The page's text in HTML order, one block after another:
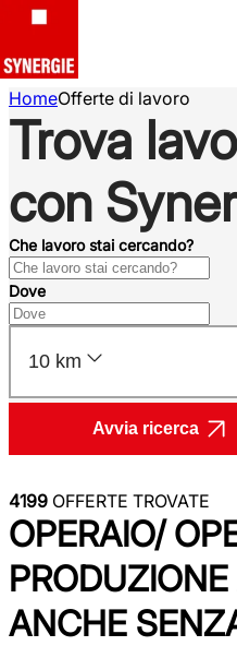
HomeOfferte di lavoro
Trova
con
Che lavoro stai cercando?
Dove
10 km
Avvia ricerca
4199 OFFERTE TROVATE
OPERAIO/
ANCHE